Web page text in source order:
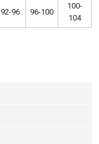
92-96 96-100
100-
104